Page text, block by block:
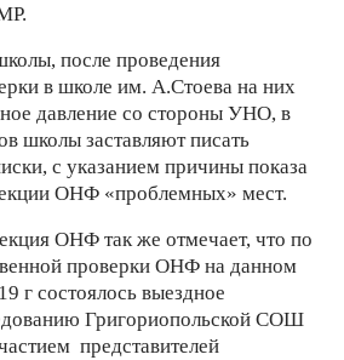
после проведения
в школе им. А.Стоева на них
давление со стороны УНО, в
школы заставляют писать
с указанием причины показа
ОНФ «проблемных» мест.
ОНФ так же отмечает, что по
проверки ОНФ на данном
г состоялось выездное
Григориопольской СОШ
представителей